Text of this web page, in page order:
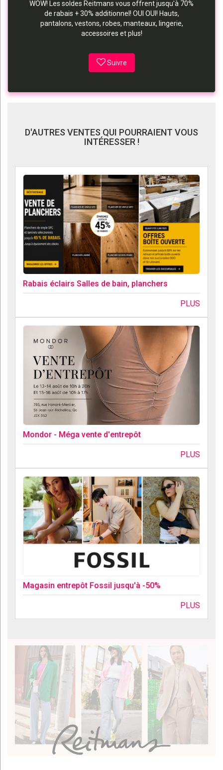
WOW! Les soldes Reitmans vous offrent jusqu'à 70%
de rabais + 30% additionnel! OUI OUI! Hauts,
pantalons, vestons, robes, manteaux, lingerie,
accessoires et plus!
Suivre
D'AUTRES VENTES QUI POURRAIENT VOUS
INTÉRESSER !
Rabais éclairs Salles de bain, planchers
PLUS
Mondor - Méga vente d'entrepôt
PLUS
Magasin entrepôt Fossil jusqu'à -50%
PLUS